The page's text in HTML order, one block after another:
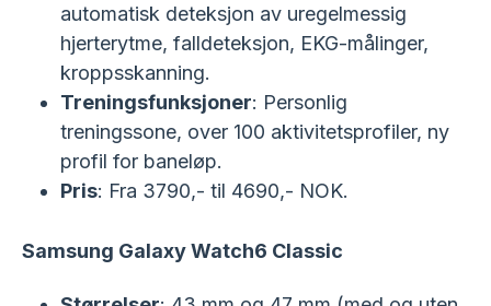
automatisk deteksjon av uregelmessig
hjerterytme, falldeteksjon, EKG-målinger,
kroppsskanning.
Treningsfunksjoner: Personlig
treningssone, over 100 aktivitetsprofiler, ny
profil for baneløp.
Pris: Fra 3790,- til 4690,- NOK.
Samsung Galaxy Watch6 Classic